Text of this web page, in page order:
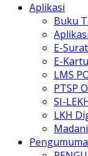
Aplikasi
Buku
E-Surat
E-
LMS
PTSP
SI-
LKH
Madani